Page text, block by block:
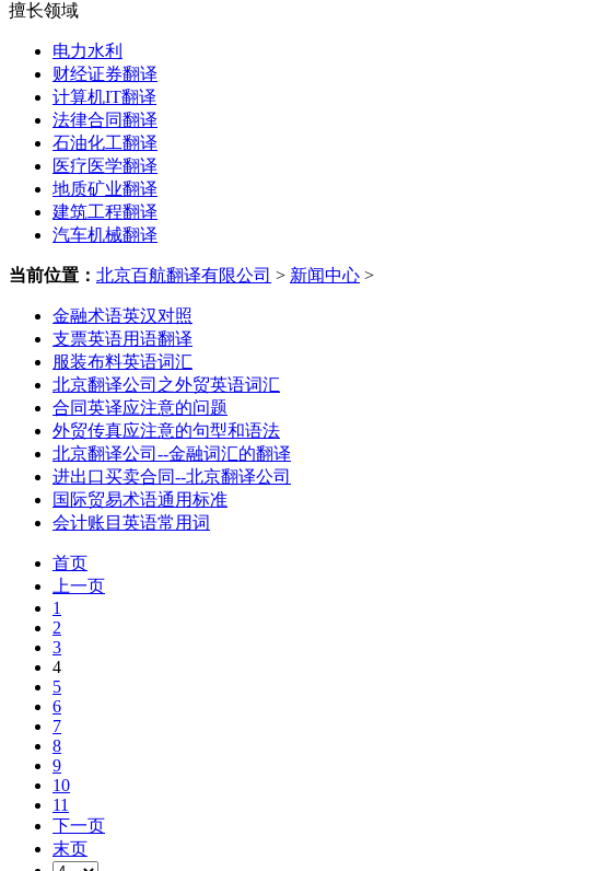
擅长领域
电力水利
财经证券翻译
计算机IT翻译
法律合同翻译
石油化工翻译
医疗医学翻译
地质矿业翻译
建筑工程翻译
汽车机械翻译
当前位置： 北京百航翻译有限公司 > 新闻中心 >
金融术语英汉对照
支票英语用语翻译
服装布料英语词汇
北京翻译公司之外贸英语词汇
合同英译应注意的问题
外贸传真应注意的句型和语法
北京翻译公司--金融词汇的翻译
进出口买卖合同--北京翻译公司
国际贸易术语通用标准
会计账目英语常用词
首页
上一页
1
2
3
4
5
6
7
8
9
10
11
下一页
末页